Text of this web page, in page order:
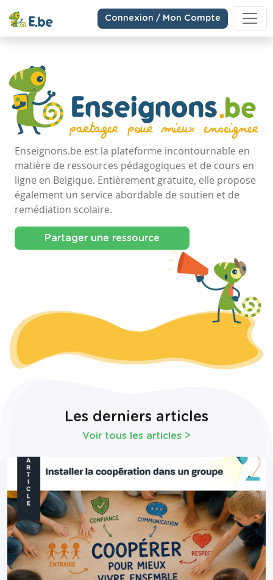
Connexion / Mon Compte
Enseignons.be est la plateforme incontournable en
matière de ressources pédagogiques et de cours en
ligne en Belgique. Entièrement gratuite, elle propose
également un service abordable de soutien et de
remédiation scolaire.
Partager une ressource
Les derniers articles
Voir tous les articles >